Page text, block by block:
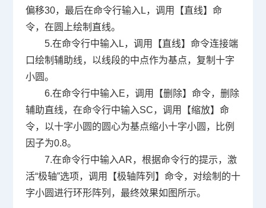
偏移30，最后在命令行输入L，调用【直线】命
令，在圆上绘制直线。
5.在命令行中输入L，调用【直线】命令连接端
口绘制辅助线，以线段的中点作为基点，复制十字
小圆。
6.在命令行中输入E，调用【删除】命令，删除
辅助直线，在命令行中输入SC，调用【缩放】命
令，以十字小圆的圆心为基点缩小十字小圆，比例
因子为0.8。
7.在命令行中输入AR，根据命令行的提示，激
活“极轴”选项，调用【极轴阵列】命令，对绘制的十
字小圆进行环形阵列，最终效果如图所示。